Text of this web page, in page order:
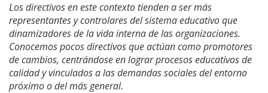
Los directivos en este contexto tienden a ser más
representantes y controlares del sistema educativo que
dinamizadores de la vida interna de las organizaciones.
Conocemos pocos directivos que actúan como promotores
de cambios, centrándose en lograr procesos educativos de
calidad y vinculados a las demandas sociales del entorno
próximo o del más general.